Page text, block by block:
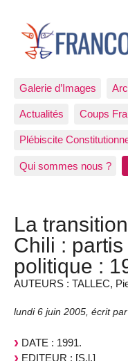
Galerie d’Images
Actualités Coups
Plébiscite
Qui sommes nous ?
La
Chili :
politique :
AUTEURS : TALLEC,
lundi 6 juin 2005, écrit par
DATE : 1991.
EDITEUR : [S.l.]